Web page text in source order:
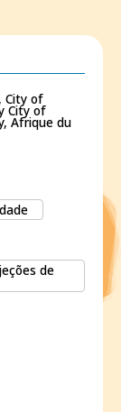
City of
City of
Afrique du
de